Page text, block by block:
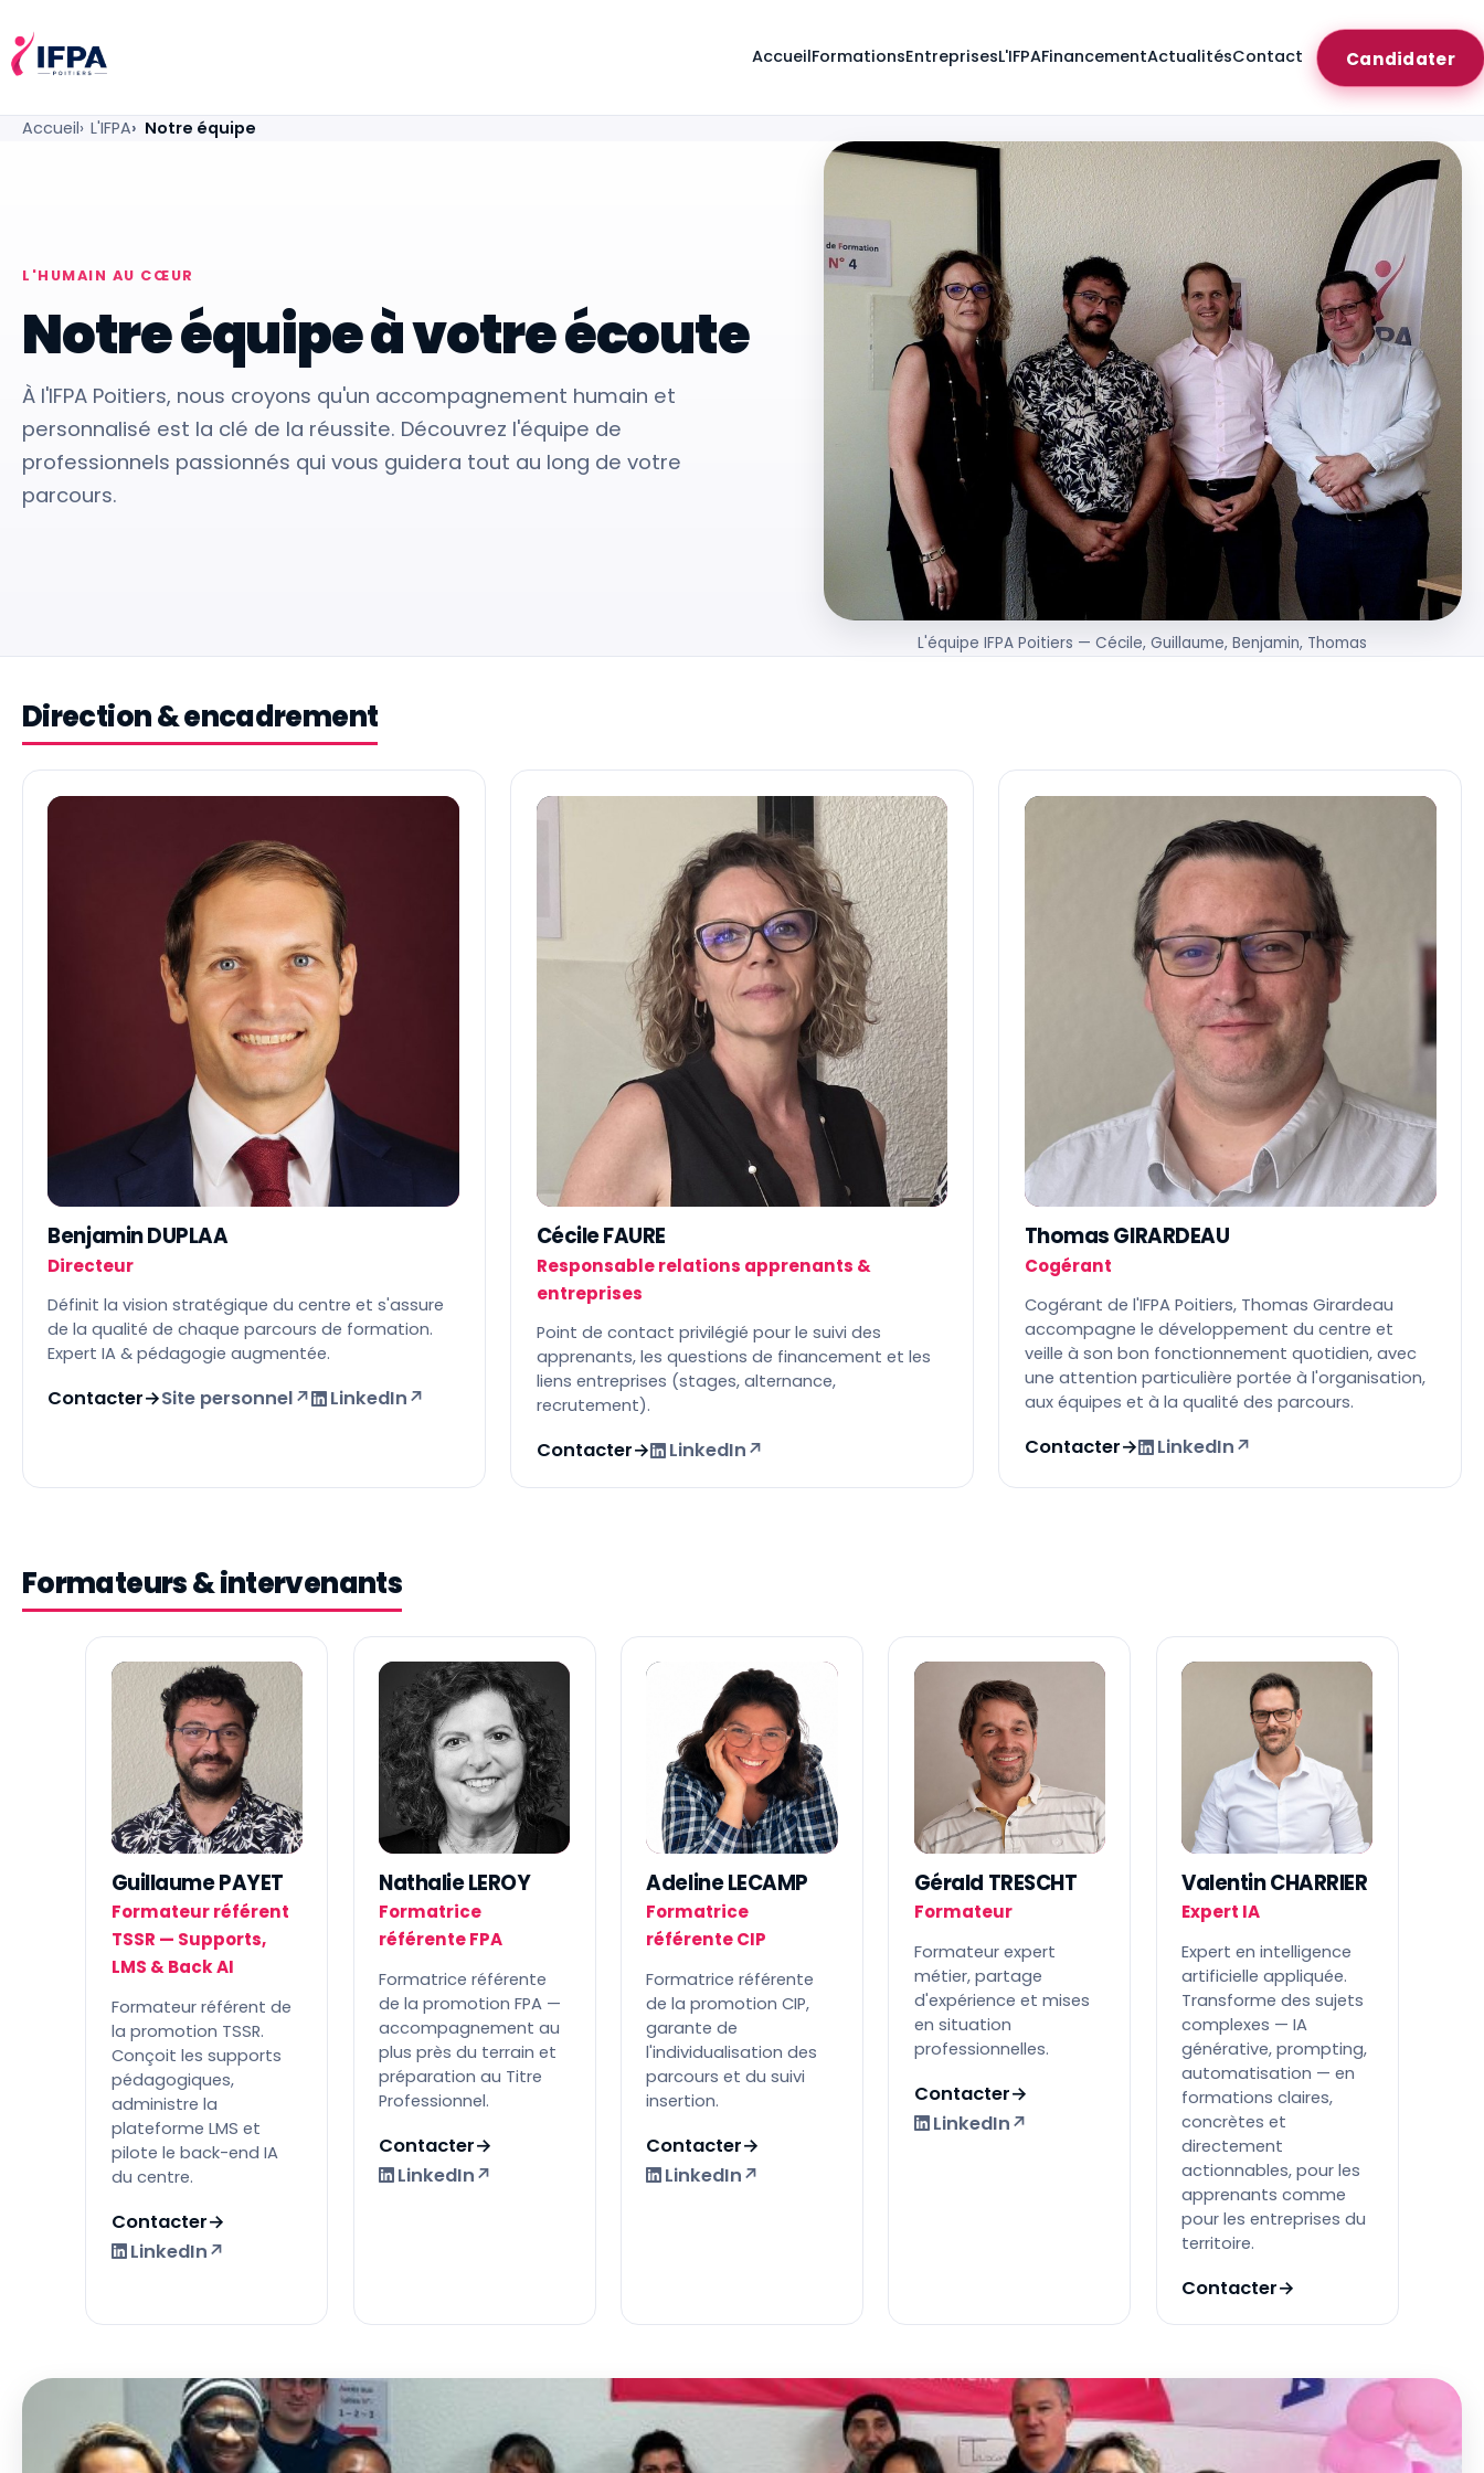
IFPA Poitiers — Centre de formation professionnelle pour adultes
AccueilFormationsEntreprisesL'IFPAFinancementActualitésContact Candidater
Accueil L'IFPA Notre équipe
L'HUMAIN AU CŒUR
Notre équipe à votre écoute
À l'IFPA Poitiers, nous croyons qu'un accompagnement humain et
personnalisé est la clé de la réussite. Découvrez l'équipe de
professionnels passionnés qui vous guidera tout au long de votre
parcours.
L'équipe IFPA Poitiers — Cécile, Guillaume, Benjamin, Thomas
Direction & encadrement
Benjamin DUPLAA
Directeur
Définit la vision stratégique du centre et s'assure
de la qualité de chaque parcours de formation.
Expert IA & pédagogie augmentée.
Contacter→Site personnel↗ LinkedIn↗
CF
Cécile FAURE
Responsable relations apprenants &
entreprises
Point de contact privilégié pour le suivi des
apprenants, les questions de financement et les
liens entreprises (stages, alternance,
recrutement).
Contacter→ LinkedIn↗
Thomas GIRARDEAU
Cogérant
Cogérant de l'IFPA Poitiers, Thomas Girardeau
accompagne le développement du centre et
veille à son bon fonctionnement quotidien, avec
une attention particulière portée à l'organisation,
aux équipes et à la qualité des parcours.
Contacter→ LinkedIn↗
Formateurs & intervenants
GP
Guillaume PAYET
Formateur référent
TSSR — Supports,
LMS & Back AI
Formateur référent de
la promotion TSSR.
Conçoit les supports
pédagogiques,
administre la
plateforme LMS et
pilote le back-end IA
du centre.
Contacter→
LinkedIn↗
NL
Nathalie LEROY
Formatrice
référente FPA
Formatrice référente
de la promotion FPA —
accompagnement au
plus près du terrain et
préparation au Titre
Professionnel.
Contacter→
LinkedIn↗
AL
Adeline LECAMP
Formatrice
référente CIP
Formatrice référente
de la promotion CIP,
garante de
l'individualisation des
parcours et du suivi
insertion.
Contacter→
LinkedIn↗
GT
Gérald TRESCHT
Formateur
Formateur expert
métier, partage
d'expérience et mises
en situation
professionnelles.
Contacter→
LinkedIn↗
Valentin CHARRIER
Expert IA
Expert en intelligence
artificielle appliquée.
Transforme des sujets
complexes — IA
générative, prompting,
automatisation — en
formations claires,
concrètes et
directement
actionnables, pour les
apprenants comme
pour les entreprises du
territoire.
Contacter→